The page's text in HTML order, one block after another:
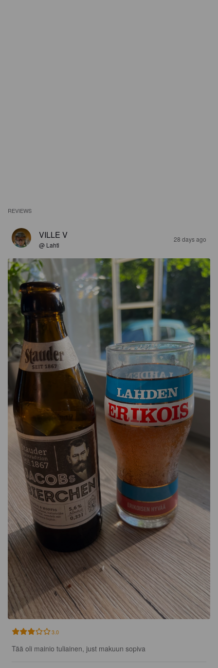
REVIEWS
VILLE V
@ Lahti
28 days ago
3.0
Tää oli mainio tuliainen, just makuun sopiva